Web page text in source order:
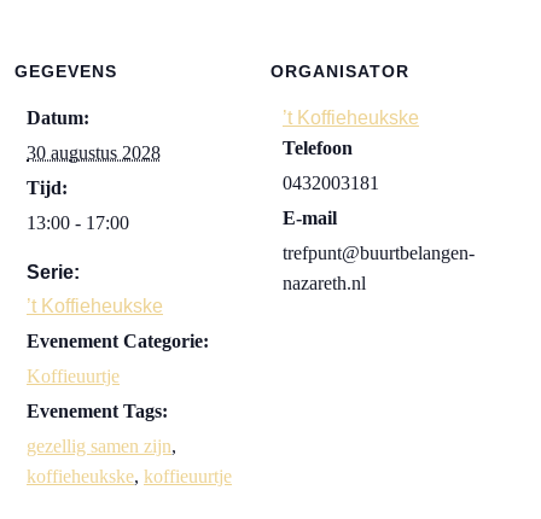
GEGEVENS
Datum:
30 augustus 2028
Tijd:
13:00 - 17:00
Serie:
’t Koffieheukske
Evenement Categorie:
Koffieuurtje
Evenement Tags:
gezellig samen zijn,
koffieheukske, koffieuurtje
ORGANISATOR
’t Koffieheukske
Telefoon
0432003181
E-mail
trefpunt@buurtbelangen-
nazareth.nl